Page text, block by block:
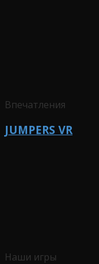
Впечатления
JUMPERS VR
Наши игры